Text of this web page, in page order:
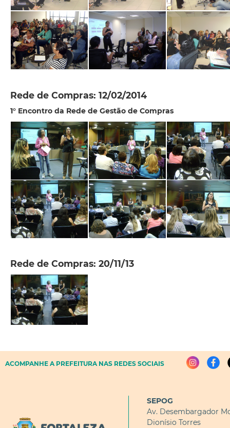
Rede de Compras: 12/02/2014
1° Encontro da Rede de Gestão de Compras
Rede de Compras: 20/11/13
ACOMPANHE A PREFEITURA NAS REDES SOCIAIS
SEPOG
Av. Desembargador
Dionísio Torres